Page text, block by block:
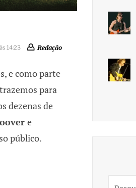
14:23 Redação
e como parte
para
dezenas de
e
público.